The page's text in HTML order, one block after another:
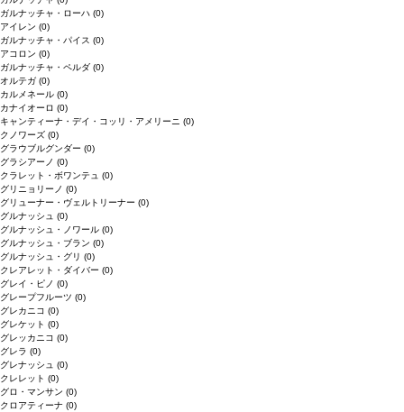
ガルナッチャ・ローハ (0)
アイレン (0)
ガルナッチャ・パイス (0)
アコロン (0)
ガルナッチャ・ペルダ (0)
オルテガ (0)
カルメネール (0)
カナイオーロ (0)
キャンティーナ・デイ・コッリ・アメリーニ (0)
クノワーズ (0)
グラウブルグンダー (0)
グラシアーノ (0)
クラレット・ボワンテュ (0)
グリニョリーノ (0)
グリューナー・ヴェルトリーナー (0)
グルナッシュ (0)
グルナッシュ・ノワール (0)
グルナッシュ・ブラン (0)
グルナッシュ・グリ (0)
クレアレット・ダイバー (0)
グレイ・ピノ (0)
グレープフルーツ (0)
グレカニコ (0)
グレケット (0)
グレッカニコ (0)
グレラ (0)
グレナッシュ (0)
クレレット (0)
グロ・マンサン (0)
クロアティーナ (0)